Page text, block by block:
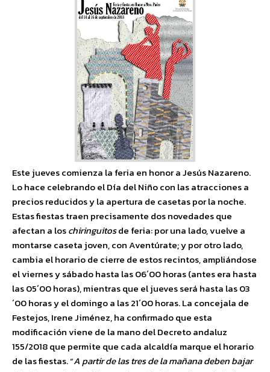
Este jueves comienza la feria en honor a Jesús Nazareno.
Lo hace celebrando el Día del Niño con las atracciones a
precios reducidos y la apertura de casetas por la noche.
Estas fiestas traen precisamente dos novedades que
afectan a loschiringuitosde feria: por una lado, vuelve a
montarse caseta joven, con Aventúrate; y por otro lado,
cambia el horario de cierre de estos recintos, ampliándose
el viernes y sábado hasta las 06´00 horas (antes era hasta
las 05´00 horas), mientras que el jueves será hasta las 03
´00 horas y el domingo a las 21´00 horas. La concejala de
Festejos, Irene Jiménez, ha confirmado que esta
modificación viene de la mano del Decreto andaluz
155/2018 que permite que cada alcaldía marque el horario
de las fiestas. “A partir de las tres de la mañana deben bajar